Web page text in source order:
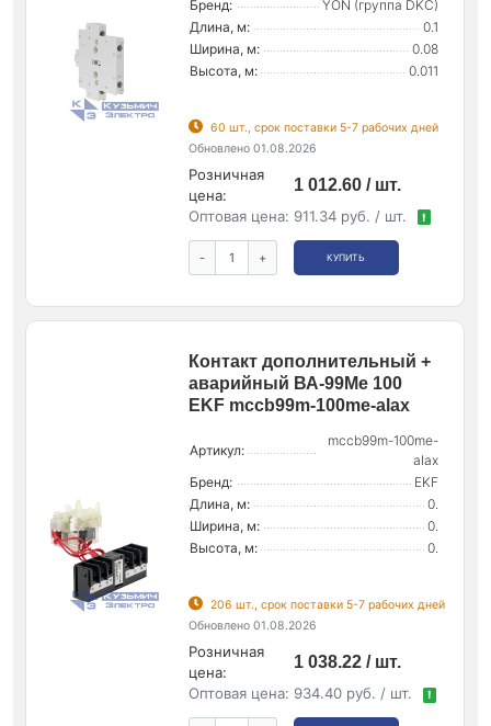
Бренд:
YON (группа DKC)
Длина, м:
0.1
Ширина, м:
0.08
Высота, м:
0.011
60 шт., срок поставки 5-7 рабочих дней
Обновлено 01.08.2026
Розничная
цена:
1 012.60 / шт.
Оптовая цена: 911.34 руб. / шт. !
- + КУПИТЬ
Контакт дополнительный +
аварийный ВА-99Ме 100
EKF mccb99m-100me-alax
Артикул:
mccb99m-100me-
alax
Бренд:
EKF
Длина, м:
0.
Ширина, м:
0.
Высота, м:
0.
206 шт., срок поставки 5-7 рабочих дней
Обновлено 01.08.2026
Розничная
цена:
1 038.22 / шт.
Оптовая цена: 934.40 руб. / шт. !